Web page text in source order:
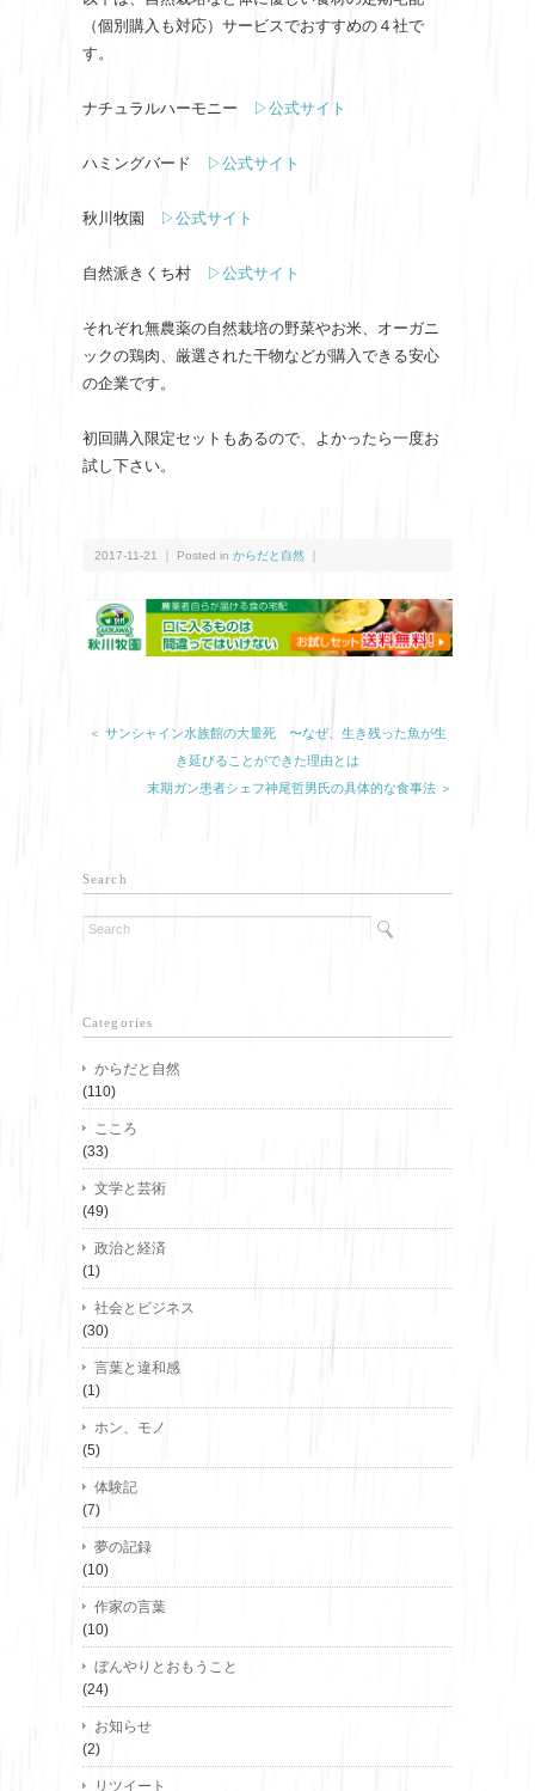
（個別購入も対応）サービスでおすすめの４社で
す。
ナチュラルハーモニー ▷公式サイト
ハミングバード ▷公式サイト
秋川牧園 ▷公式サイト
自然派きくち村 ▷公式サイト
それぞれ無農薬の自然栽培の野菜やお米、オーガニ
ックの鶏肉、厳選された干物などが購入できる安心
の企業です。
初回購入限定セットもあるので、よかったら一度お
試し下さい。
2017-11-21 ｜ Posted in からだと自然
＜ サンシャイン水族館の大量死 〜なぜ、生き残った魚が生
き延びることができた理由とは
末期ガン患者シェフ神尾哲男氏の具体的な食事法 ＞
Search
Categories
からだと自然
(110)
こころ
(33)
文学と芸術
(49)
政治と経済
(1)
社会とビジネス
(30)
言葉と違和感
(1)
ホン、モノ
(5)
体験記
(7)
夢の記録
(10)
作家の言葉
(10)
ぼんやりとおもうこと
(24)
お知らせ
(2)
リツイート